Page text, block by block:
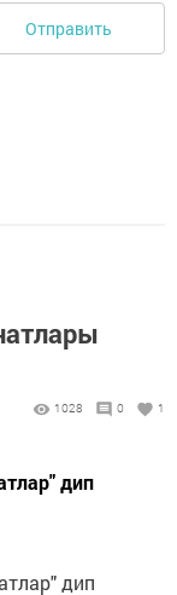
Отправить
1028 0 1
дип
дип